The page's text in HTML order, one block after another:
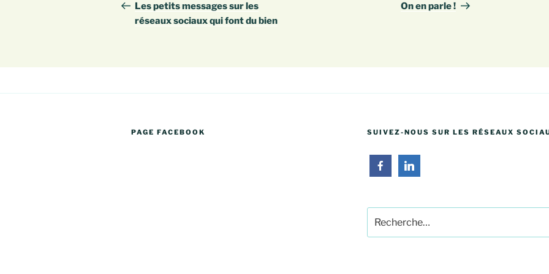
de
l’article
précédent
Les petits messages sur les
réseaux sociaux qui font du bien
suivant
On en parle !
PAGE FACEBOOK SUIVEZ-NOUS SUR LES RÉSEAUX
pour
: